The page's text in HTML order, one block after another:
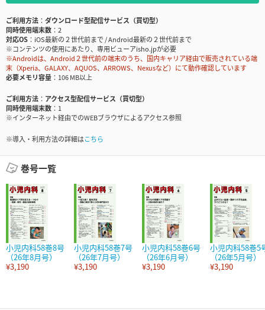
ご利用方法
ダウンロード型配信サービス（買切型）
同時使用端末数
2
対応OS
iOS最新の２世代前まで / Android最新の２世代前まで
※コンテンツの使用にあたり、専用ビューアisho.jpが必要
※Androidは、Android２世代前の端末のうち、国内キャリア経由で販売されている端
末（Xperia、GALAXY、AQUOS、ARROWS、Nexusなど）にて動作確認しています
必要メモリ容量
106 MB以上
ご利用方法
アクセス型配信サービス（買切型）
同時使用端末数
1
※インターネット経由でのWEBブラウザによるアクセス参照
※導入・利用方法の詳細はこちら
巻号一覧
小児内科58巻8号
（26年8月号）
¥3,190
小児内科58巻7号
（26年7月号）
¥3,190
小児内科58巻6号
（26年6月号）
¥3,190
小児内科58巻5
（26年5月号）
¥3,190